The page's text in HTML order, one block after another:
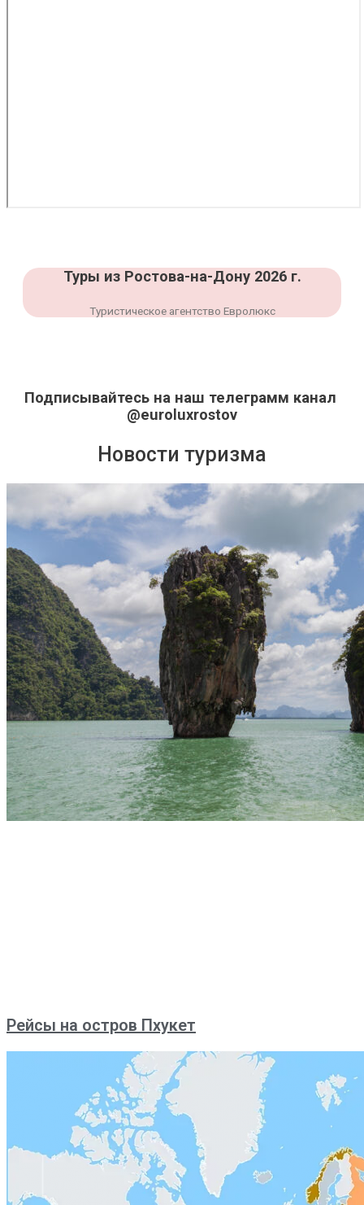
Туры из Ростова-на-Дону 2026 г.
Туристическое агентство Евролюкс
Подписывайтесь на наш телеграмм канал
@euroluxrostov
Новости туризма
Рейсы на остров Пхукет